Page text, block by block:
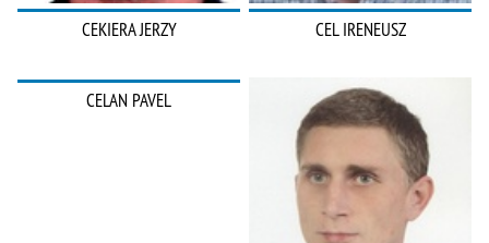
CEKIERA JERZY CEL IRENEUSZ
CELAN PAVEL